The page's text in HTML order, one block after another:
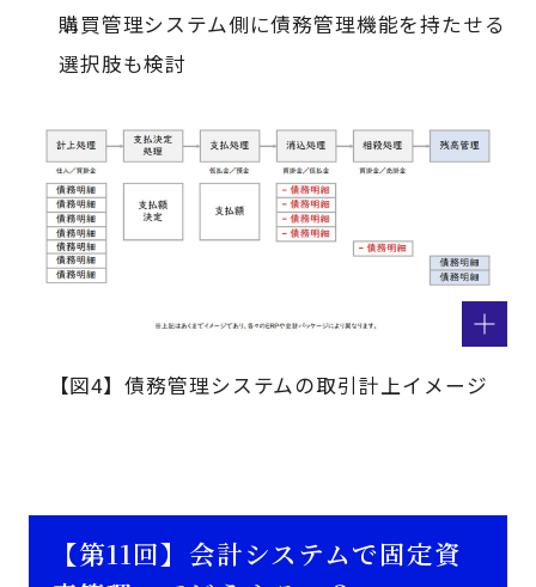
購買管理システム側に債務管理機能を持たせる
選択肢も検討
【図4】債務管理システムの取引計上イメージ
【第11回】会計システムで固定資